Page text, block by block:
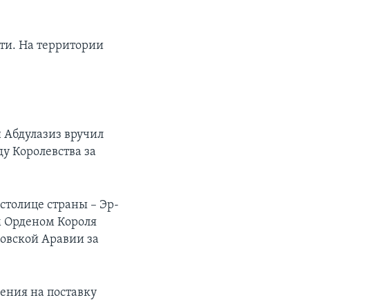
На территории
вручил
Королевства за
страны – Эр-
Орденом Короля
Аравии за
на поставку